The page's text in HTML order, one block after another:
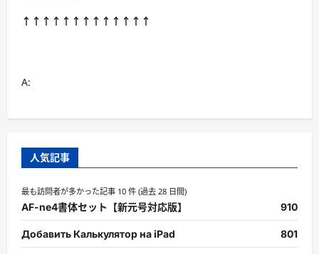
↑↑↑↑↑↑↑↑↑↑↑↑↑
A:
人気記事
最も訪問者が多かった記事 10 件 (過去 28 日間)
AF-ne4書体セット【新元号対応版】 910
Добавить Калькулятор на iPad 801